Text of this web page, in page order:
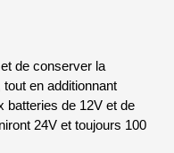
de conserver la
tout en additionnant
batteries de 12V et de
24V et toujours 100